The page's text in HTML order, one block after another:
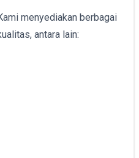
menyediakan berbagai
antara lain: